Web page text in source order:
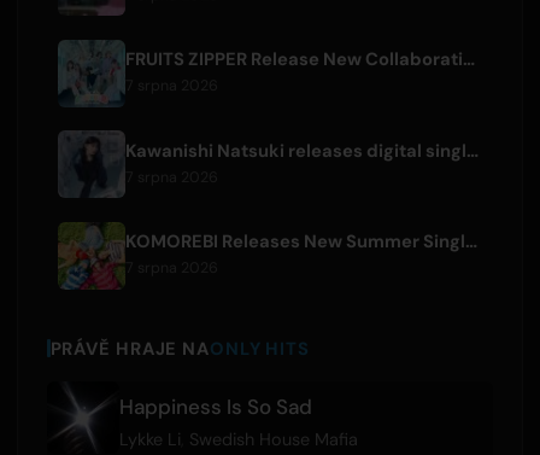
FRUITS ZIPPER Release New Collaboration Song '1,2,3,FOOOOUR'
Kawanishi Natsuki releases digital single 'Sayonara wa Ichiban Kirei na Atashi de'
KOMOREBI Releases New Summer Single 'Letsu Natsu'
PRÁVĚ HRAJE NAONLY HITS
Happiness Is So Sad
Lykke Li Swedish House Mafia